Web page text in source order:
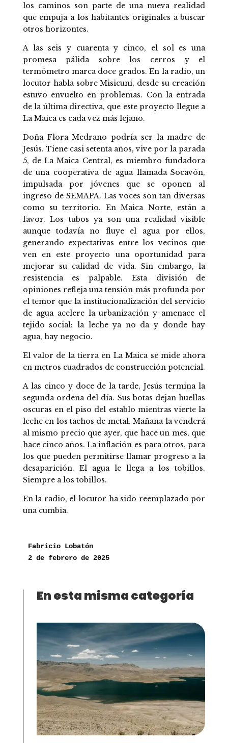
los caminos son parte de una nueva realidad
que empuja a los habitantes originales a buscar
otros horizontes.
A las seis y cuarenta y cinco, el sol es una
promesa pálida sobre los cerros y el
termómetro marca doce grados. En la radio, un
locutor habla sobre Misicuni, desde su creación
estuvo envuelto en problemas. Con la entrada
de la última directiva, que este proyecto llegue a
La Maica es cada vez más lejano.
Doña Flora Medrano podría ser la madre de
Jesús. Tiene casi setenta años, vive por la parada
5, de La Maica Central, es miembro fundadora
de una cooperativa de agua llamada Socavón,
impulsada por jóvenes que se oponen al
ingreso de SEMAPA. Las voces son tan diversas
como su territorio. En Maica Norte, están a
favor. Los tubos ya son una realidad visible
aunque todavía no fluye el agua por ellos,
generando expectativas entre los vecinos que
ven en este proyecto una oportunidad para
mejorar su calidad de vida. Sin embargo, la
resistencia es palpable. Esta división de
opiniones refleja una tensión más profunda por
el temor que la institucionalización del servicio
de agua acelere la urbanización y amenace el
tejido social: la leche ya no da y donde hay
agua, hay negocio.
El valor de la tierra en La Maica se mide ahora
en metros cuadrados de construcción potencial.
A las cinco y doce de la tarde, Jesús termina la
segunda ordeña del día. Sus botas dejan huellas
oscuras en el piso del establo mientras vierte la
leche en los tachos de metal. Mañana la venderá
al mismo precio que ayer, que hace un mes, que
hace cinco años. La inflación es para otros, para
los que pueden permitirse llamar progreso a la
desaparición. El agua le llega a los tobillos.
Siempre a los tobillos.
En la radio, el locutor ha sido reemplazado por
una cumbia.
Fabricio Lobatón
2 de febrero de 2025
En esta misma categoría